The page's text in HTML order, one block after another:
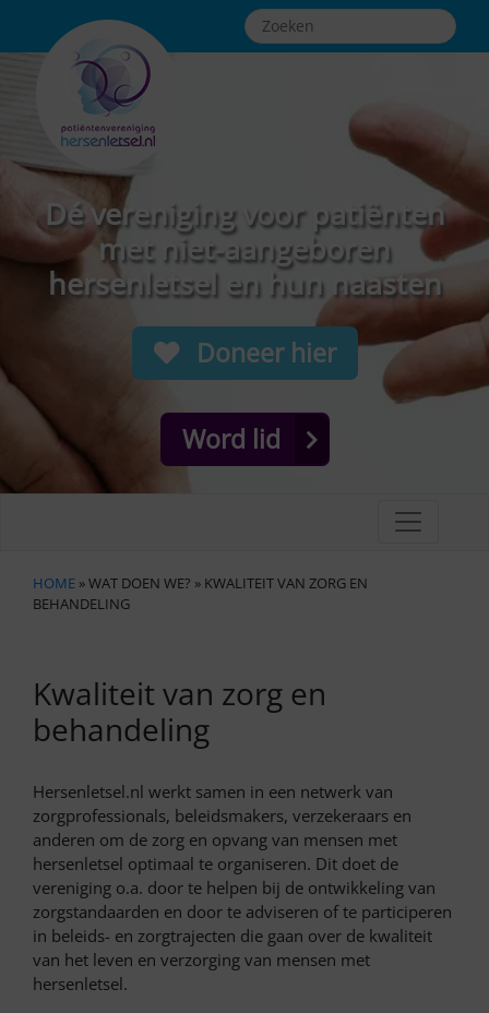
Dé vereniging voor patiënten
met niet-aangeboren
hersenletsel en hun naasten
Doneer hier
Word lid
HOME » WAT DOEN WE? » KWALITEIT VAN ZORG EN
BEHANDELING
Kwaliteit van zorg en
behandeling
Hersenletsel.nl werkt samen in een netwerk van
zorgprofessionals, beleidsmakers, verzekeraars en
anderen om de zorg en opvang van mensen met
hersenletsel optimaal te organiseren. Dit doet de
vereniging o.a. door te helpen bij de ontwikkeling van
zorgstandaarden en door te adviseren of te participeren
in beleids- en zorgtrajecten die gaan over de kwaliteit
van het leven en verzorging van mensen met
hersenletsel.